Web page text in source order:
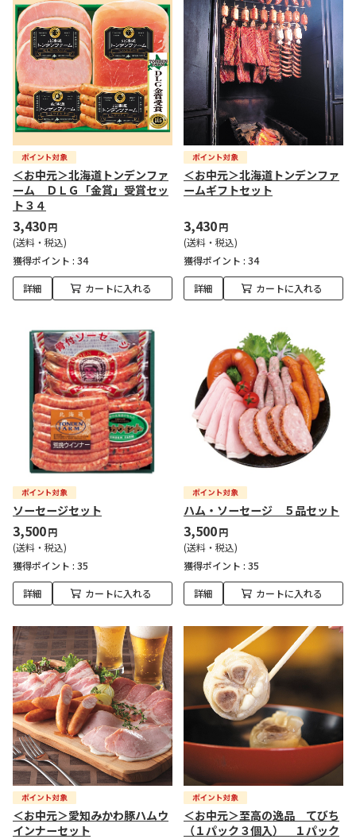
＜お中元＞北海道トンデンファ
ーム ＤＬＧ「金賞」受賞セッ
ト３４
3,430円
(送料・税込)
獲得ポイント : 34
詳細 カートに入れる
＜お中元＞北海道トンデンファ
ームギフトセット
3,430円
(送料・税込)
獲得ポイント : 34
詳細 カートに入れる
ソーセージセット
3,500円
(送料・税込)
獲得ポイント : 35
詳細 カートに入れる
ハム・ソーセージ ５品セット
3,500円
(送料・税込)
獲得ポイント : 35
詳細 カートに入れる
＜お中元＞愛知みかわ豚ハムウ
インナーセット
＜お中元＞至高の逸品 てびち
（１パック３個入） １パック